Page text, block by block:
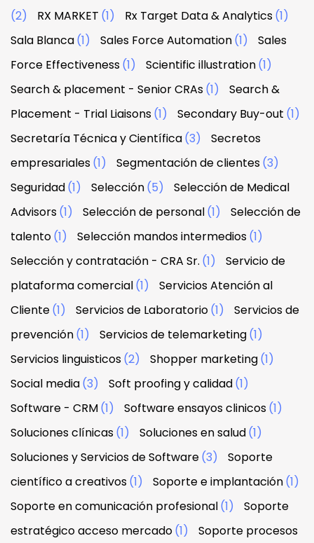
(2)
RX MARKET (1) Rx Target Data & Analytics(1)
Sala Blanca(1) Sales Force Automation(1)
Sales
Force Effectiveness(1) Scientific illustration(1)
Search & placement - Senior CRAs(1)
Search &
Placement - Trial Liaisons(1) Secondary Buy-out (1)
Secretaría Técnica y Científica(3)
Secretos
empresariales(1) Segmentación de clientes(3)
Seguridad(1) Selección(5)
Selección de Medical
Advisors(1) Selección de personal(1)
Selección de
talento(1) Selección mandos intermedios(1)
Selección y contratación - CRA Sr. (1)
Servicio de
plataforma comercial(1)
Servicios Atención al
Cliente(1) Servicios de Laboratorio(1)
Servicios de
prevención(1) Servicios de telemarketing(1)
Servicios linguisticos(2) Shopper marketing(1)
Social media(3) Soft proofing y calidad(1)
Software - CRM(1) Software ensayos clinicos(1)
Soluciones clínicas(1) Soluciones en salud(1)
Soluciones y Servicios de Software(3)
Soporte
científico a creativos(1) Soporte e implantación(1)
Soporte en comunicación profesional(1)
Soporte
estratégico acceso mercado(1)
Soporte procesos